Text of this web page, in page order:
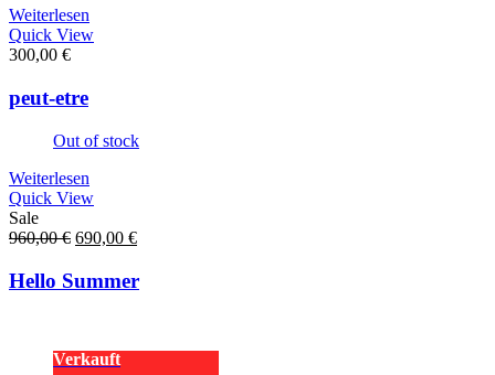
Weiterlesen
Quick View
300,00 €
peut-etre
Out of stock
Weiterlesen
Quick View
Sale
960,00€ Ursprünglicher
war:
960,00 €
690,00 €Aktueller
ist:
690,00 €.
Hello Summer
Verkauft